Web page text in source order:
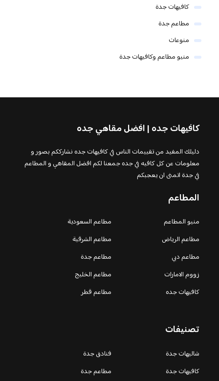
كافيهات جدة
مطاعم جدة
منوعات
منيو مطاعم وكافيهات جدة
كافيهات جده | افضل مقاهي جده
دليلك المفيد من تقييمات الناس في كافيهات جده نشارككم بصور و
معلومات عن كل كافيه في جده جمعنا لكم افضل المقاهي و المطاعم
في جدة اتمنى ان يعجبكم
المطاعم
منيو المطاعم
مطاعم السعودية
مطاعم الرياض
مطاعم الشرقية
مطاعم دبي
مطاعم جدة
زووم الامارات
مطاعم الخليج
كافيهات جده
مطاعم قطر
تصنيفات
شاليهات جدة
فنادق جدة
كافيهات جدة
مطاعم جدة